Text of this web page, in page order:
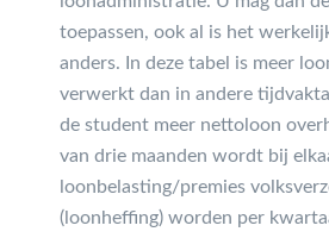
toepassen, ook al is het
anders. In deze tabel is meer
verwerkt dan in andere
de student meer nettoloon
van drie maanden wordt bij
loonbelasting/premies
(loonheffing) worden per